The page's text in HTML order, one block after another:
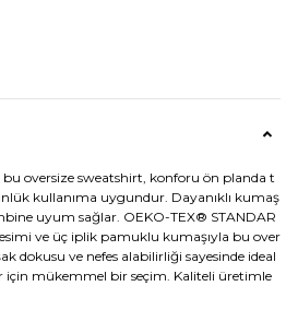
oversize sweatshirt, konforu ön planda t
kullanıma uygundur. Dayanıklı kumaş
uyum sağlar. OEKO-TEX® STANDAR
ve üç iplik pamuklu kumaşıyla bu over
dokusu ve nefes alabilirliği sayesinde ideal
için mükemmel bir seçim. Kaliteli üretimle